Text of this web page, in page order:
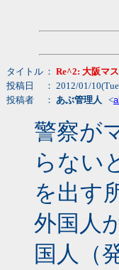
タイトル ： Re^2: 大阪マ
投稿日
： 2012/01/
投稿者
： あぶ管理人 <
警察が
らない
を出す
外国人
国人（